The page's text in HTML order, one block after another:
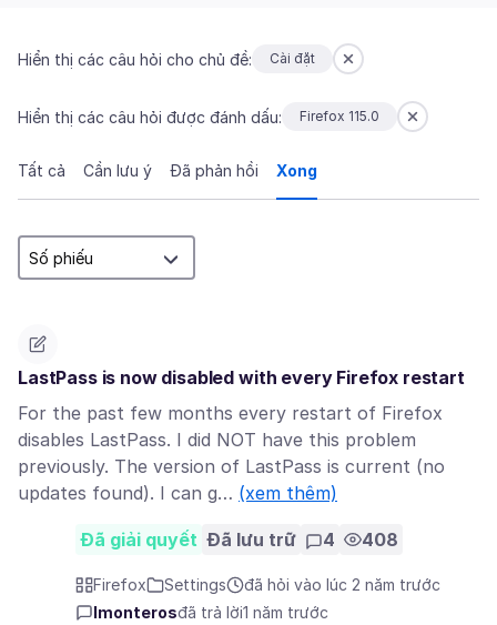
Hiển thị các câu hỏi cho chủ đề: Cài đặt
Hiển thị các câu hỏi được đánh dấu: Firefox 115.0
Tất cả Cần lưu ý Đã phản hồi Xong
LastPass is now disabled with every Firefox restart
For the past few months every restart of Firefox
disables LastPass. I did NOT have this problem
previously. The version of LastPass is current (no
updates found). I can g… (xem thêm)
Đã giải quyết Đã lưu trữ 4 408
Firefox Settings
đã hỏi vào lúc 2 năm trước
lmonterosđã trả lời1 năm trước